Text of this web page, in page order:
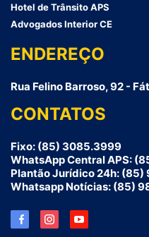
Hotel de Trânsito APS
Advogados Interior CE
ENDEREÇO
Rua Felino Barroso, 92 -
CONTATOS
Fixo: (85) 3085.3999
WhatsApp Central APS:
Plantão Jurídico 24h:
Whatsapp Notícias: (85)